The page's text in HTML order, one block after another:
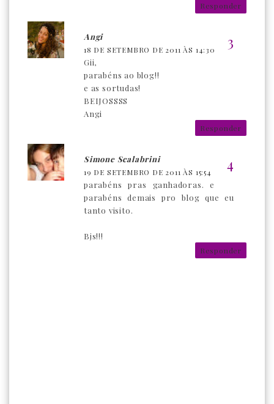
Responder
Angi
18 DE SETEMBRO DE 2011 ÀS 14:30
Gii,
parabéns ao blog!!
e as sortudas!
BEIJOSSSS
Angi
Responder
Simone Scalabrini
19 DE SETEMBRO DE 2011 ÀS 15:54
parabéns pras ganhadoras. e
parabéns demais pro blog que eu
tanto visito.
Bjs!!!
Responder